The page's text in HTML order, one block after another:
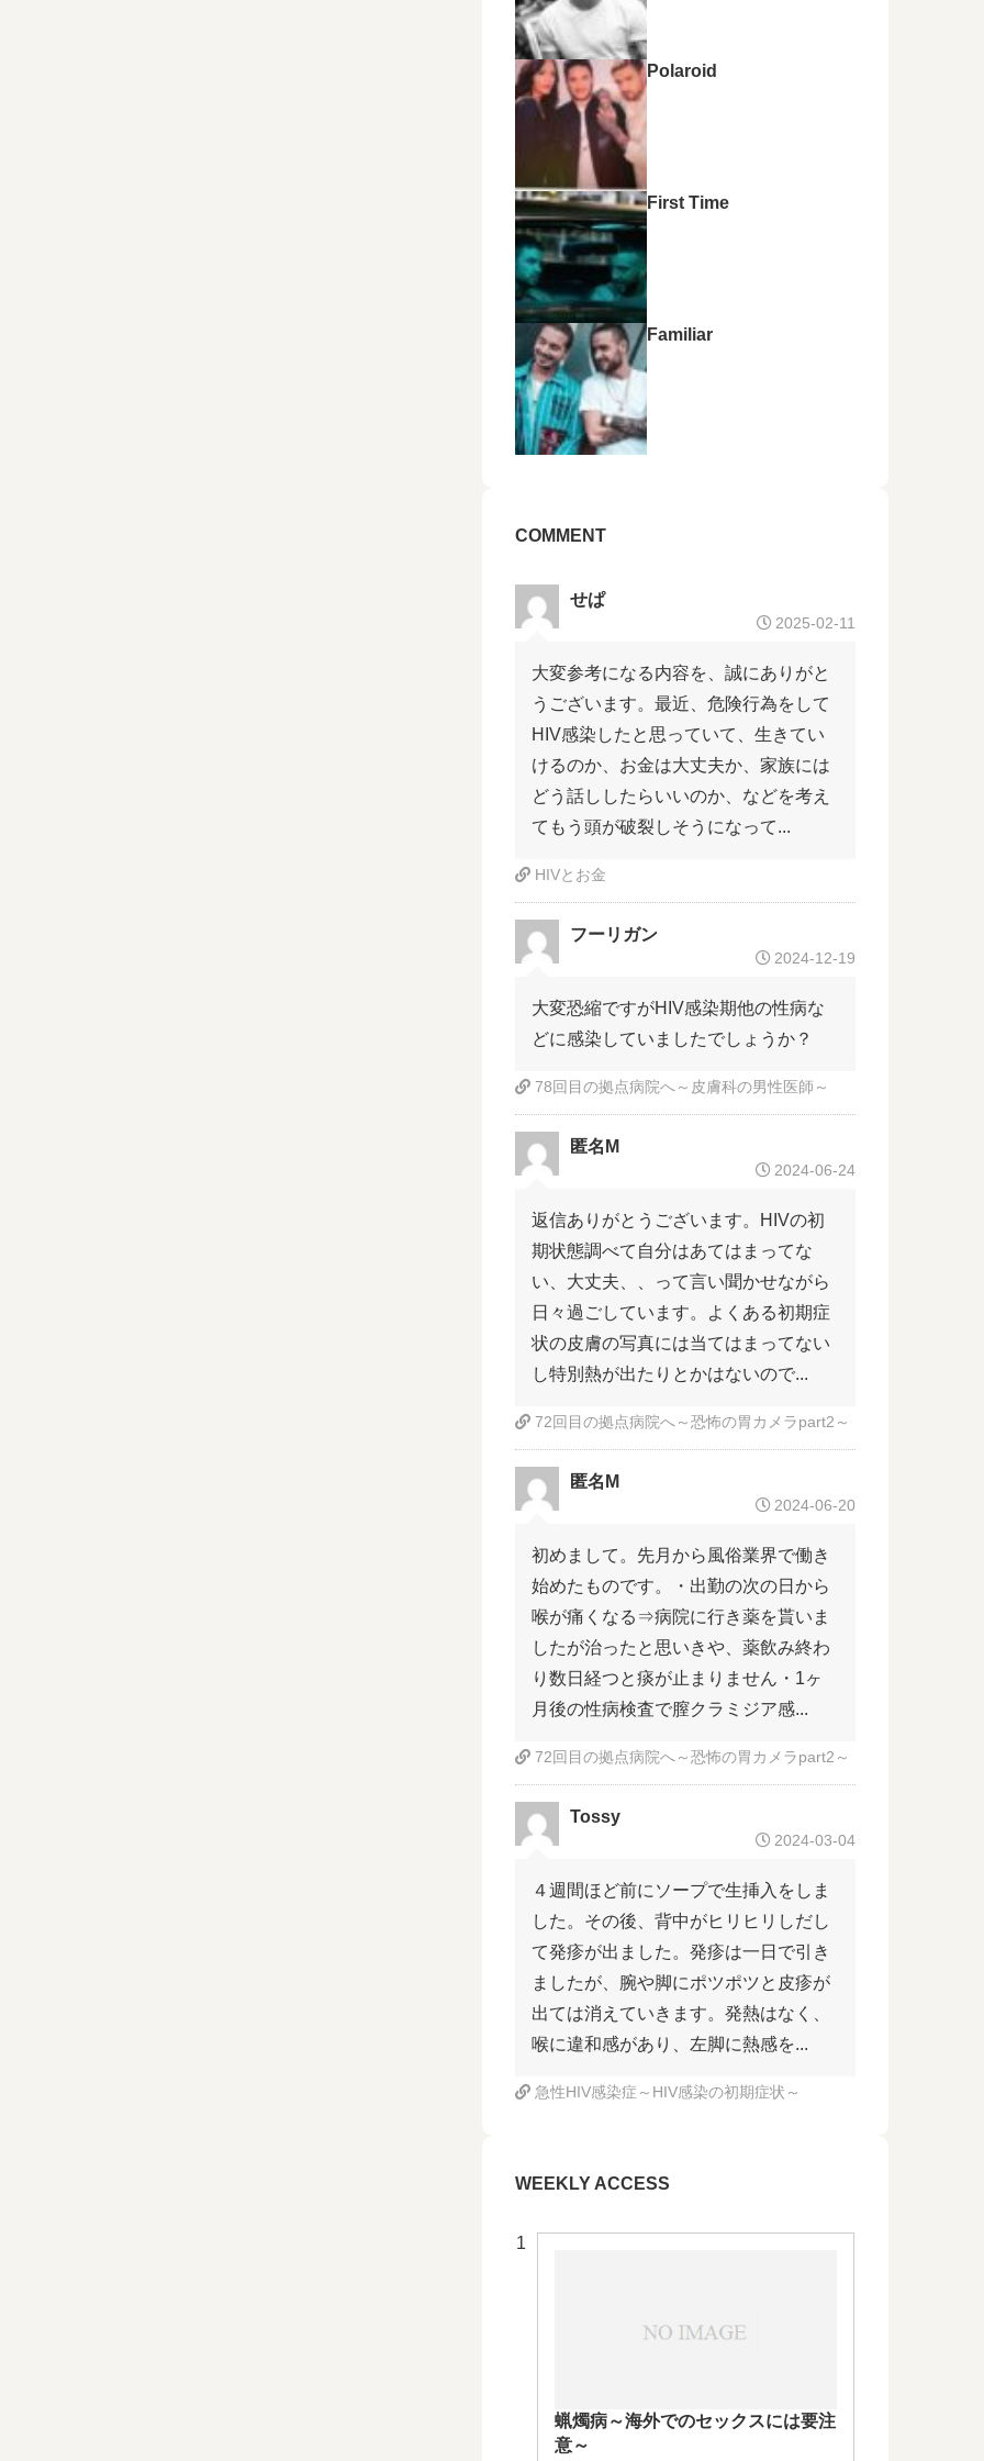
Polaroid
First Time
Familiar
COMMENT
せぱ
2025-02-11
大変参考になる内容を、誠にありがと
うございます。最近、危険行為をして
HIV感染したと思っていて、生きてい
けるのか、お金は大丈夫か、家族には
どう話ししたらいいのか、などを考え
てもう頭が破裂しそうになって...
HIVとお金
フーリガン
2024-12-19
大変恐縮ですがHIV感染期他の性病な
どに感染していましたでしょうか？
78回目の拠点病院へ～皮膚科の男性医師～
匿名M
2024-06-24
返信ありがとうございます。HIVの初
期状態調べて自分はあてはまってな
い、大丈夫、、って言い聞かせながら
日々過ごしています。よくある初期症
状の皮膚の写真には当てはまってない
し特別熱が出たりとかはないので...
72回目の拠点病院へ～恐怖の胃カメラpart2～
匿名M
2024-06-20
初めまして。先月から風俗業界で働き
始めたものです。・出勤の次の日から
喉が痛くなる⇒病院に行き薬を貰いま
したが治ったと思いきや、薬飲み終わ
り数日経つと痰が止まりません・1ヶ
月後の性病検査で膣クラミジア感...
72回目の拠点病院へ～恐怖の胃カメラpart2～
Tossy
2024-03-04
４週間ほど前にソープで生挿入をしま
した。その後、背中がヒリヒリしだし
て発疹が出ました。発疹は一日で引き
ましたが、腕や脚にポツポツと皮疹が
出ては消えていきます。発熱はなく、
喉に違和感があり、左脚に熱感を...
急性HIV感染症～HIV感染の初期症状～
WEEKLY ACCESS
蝋燭病～海外でのセックスには要注
意～